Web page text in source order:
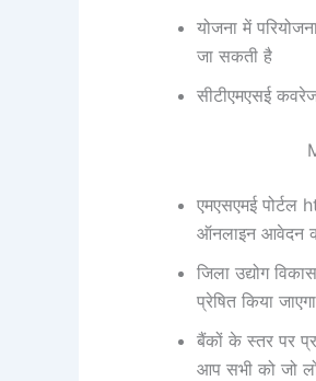
योजना में
जा सकती है
सीटीएमएसई
एमएसएमई
ऑनलाइन आवेदन
जिला उद्योग
प्रेषित किया जाएगा
बैंकों के स्तर पर
आप सभी को जो